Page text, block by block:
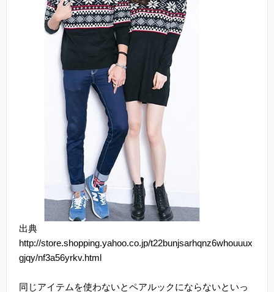
出典
http://store.shopping.yahoo.co.jp/t22bunjsarhqnz6whouuux
gjqy/nf3a56yrkv.html
同じアイテムを使わないとペアルックにならないといっ